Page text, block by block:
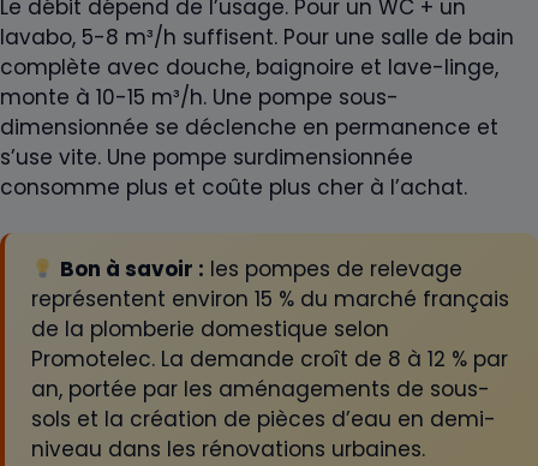
Le débit dépend de l’usage. Pour un WC + un
lavabo, 5-8 m³/h suffisent. Pour une salle de bain
complète avec douche, baignoire et lave-linge,
monte à 10-15 m³/h. Une pompe sous-
dimensionnée se déclenche en permanence et
s’use vite. Une pompe surdimensionnée
consomme plus et coûte plus cher à l’achat.
Bon à savoir : les pompes de relevage
représentent environ 15 % du marché français
de la plomberie domestique selon
Promotelec. La demande croît de 8 à 12 % par
an, portée par les aménagements de sous-
sols et la création de pièces d’eau en demi-
niveau dans les rénovations urbaines.